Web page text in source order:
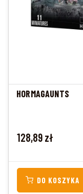
HORMAGAUNTS
Cena
128,89 zł
DO KOSZYKA